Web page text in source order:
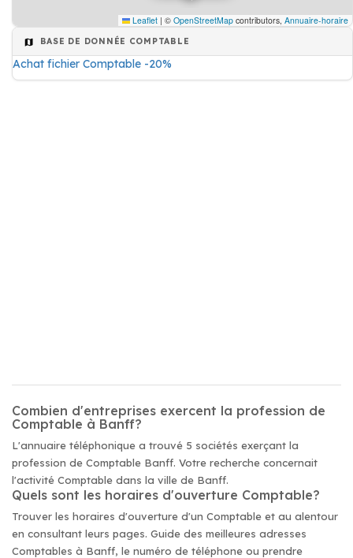
Leaflet | © OpenStreetMap contributors, Annuaire-horaire
BASE DE DONNÉE COMPTABLE
Achat fichier Comptable -20%
Combien d'entreprises exercent la profession de
Comptable à Banff?
L'annuaire téléphonique a trouvé 5 sociétés exerçant la
profession de Comptable Banff. Votre recherche concernait
l'activité Comptable dans la ville de Banff.
Quels sont les horaires d'ouverture Comptable?
Trouver les horaires d'ouverture d'un Comptable et au alentour
en consultant leurs pages. Guide des meilleures adresses
Comptables à Banff, le numéro de téléphone ou prendre